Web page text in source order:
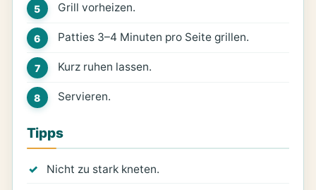
Grill vorheizen.
Patties 3–4 Minuten pro Seite grillen.
Kurz ruhen lassen.
Servieren.
Tipps
Nicht zu stark kneten.